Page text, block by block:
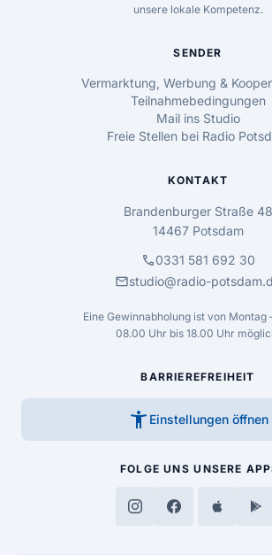
unsere lokale Kompetenz.
SENDER
Vermarktung, Werbung &
Teilnahmebedingungen
Mail ins Studio
Freie Stellen bei Radio
KONTAKT
Brandenburger Straße 48
14467 Potsdam
call0331 581 692 30
mailstudio@radio-
Eine Gewinnabholung ist von Montag
08.00 Uhr bis 18.00 Uhr
BARRIEREFREIHEIT
accessibility_new Einstellungen öffnen
FOLGE UNS UNSERE